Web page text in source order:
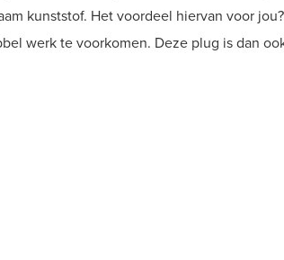
kunststof. Het voordeel hiervan voor
werk te voorkomen. Deze plug is dan